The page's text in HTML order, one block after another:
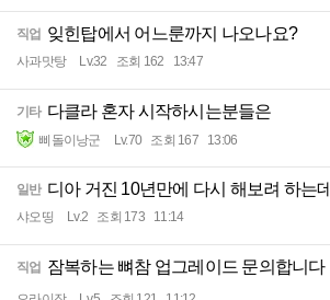
직업 잊힌탑에서 어느룬까지 나오나요?
사과맛탕 Lv.32 조회 162 13:47
기타 다클라 혼자 시작하시는분들은
삐돌이낭군 Lv.70 조회 167 13:06
일반 디아 거진 10년만에 다시 해보려 하는데
샤오띵 Lv.2 조회 173 11:14
직업 잠복하는 뼈참 업그레이드 문의합니다